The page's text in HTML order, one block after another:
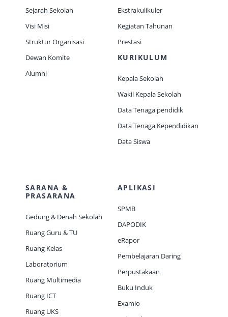
Sejarah Sekolah
Visi Misi
Struktur Organisasi
Dewan Komite
Alumni
Ekstrakulikuler
Kegiatan Tahunan
Prestasi
KURIKULUM
Kepala Sekolah
Wakil Kepala Sekolah
Data Tenaga pendidik
Data Tenaga Kependidikan
Data Siswa
SARANA &
PRASARANA
Gedung & Denah Sekolah
Ruang Guru & TU
Ruang Kelas
Laboratorium
Ruang Multimedia
Ruang ICT
Ruang UKS
APLIKASI
SPMB
DAPODIK
eRapor
Pembelajaran Daring
Perpustakaan
Buku Induk
Examio